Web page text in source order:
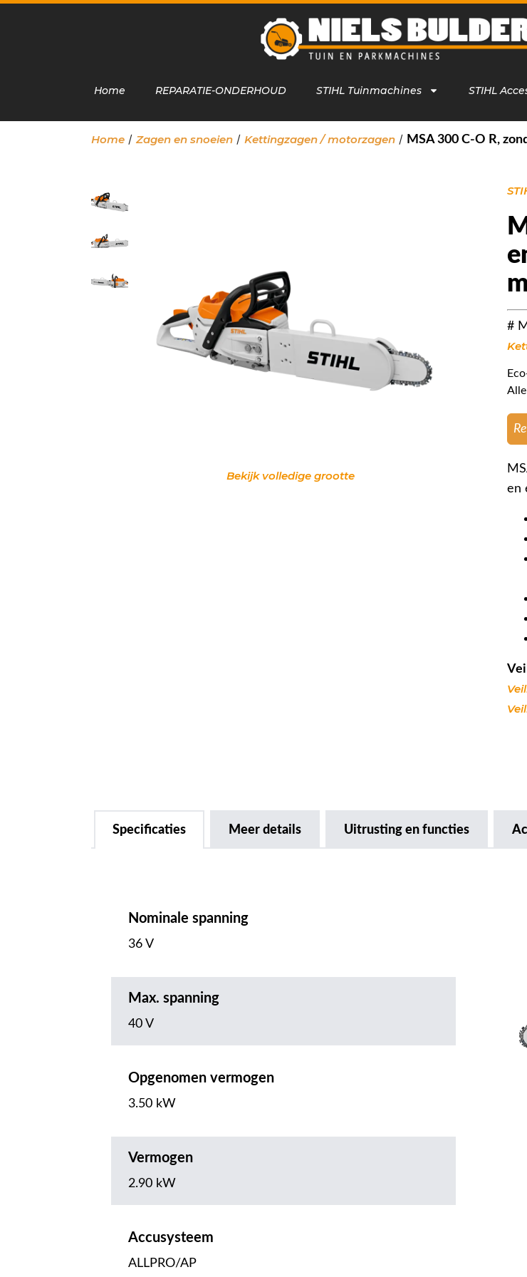
Home REPARATIE-ONDERHOUD STIHL Tuinmachines STIHL
Home / Zagen en snoeien / Kettingzagen / motorzagen / MSA 300 C-O R,
Bekijk volledige grootte
#
en
Specificaties Meer details Uitrusting en functies
Nominale spanning
36 V
Max. spanning
40 V
Opgenomen vermogen
3.50 kW
Vermogen
2.90 kW
Accusysteem
ALLPRO/AP